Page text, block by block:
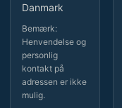
Danmark
Bemærk:
Henvendelse og
personlig
kontakt på
adressen er ikke
mulig.